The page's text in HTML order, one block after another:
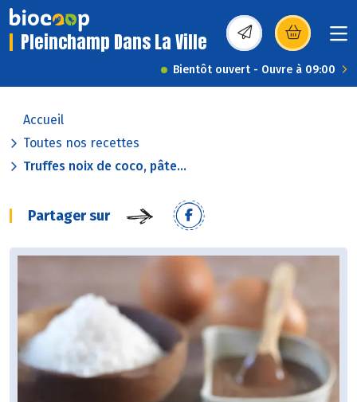
Pleinchamp Dans La Ville (s’ouvre dans une
Bientôt ouvert - Ouvre à 09:00
Accueil
Toutes nos recettes
Truffes noix de coco, pâte...
Partager sur